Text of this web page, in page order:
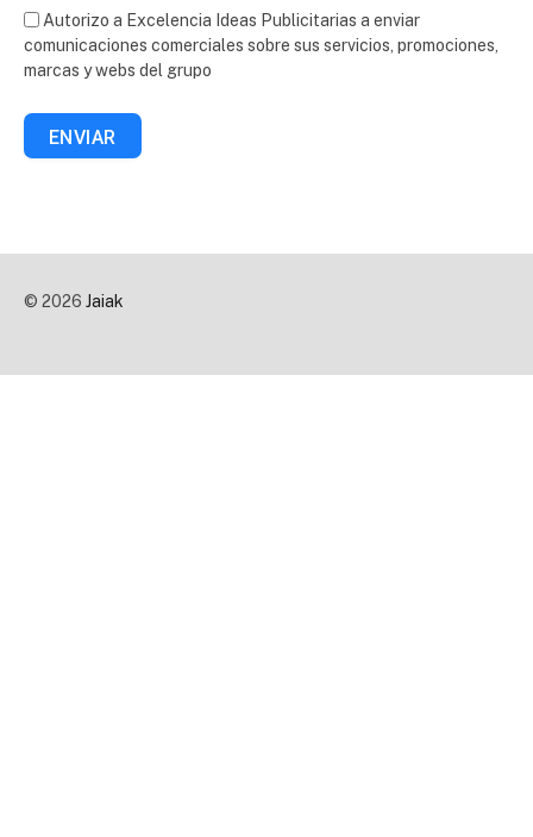
Autorizo a Excelencia Ideas Publicitarias a enviar
comunicaciones comerciales sobre sus servicios, promociones,
marcas y webs del grupo
ENVIAR
© 2026 Jaiak